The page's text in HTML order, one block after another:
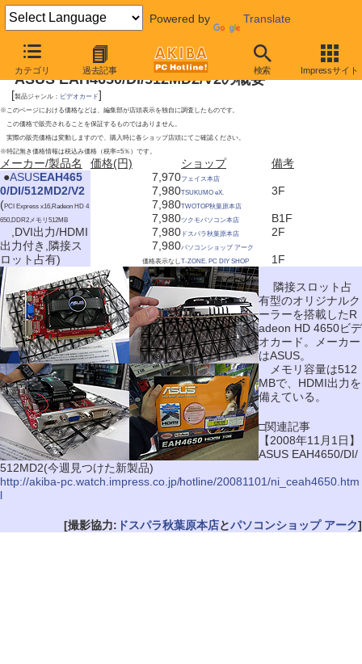
Powered by Translate
カテゴリ 過去記事 検索 Impressサイト
2009年5月30日号
ASUS EAH4650/DI/512MD2/V2の概要
[製品ジャンル： ビデオカード]
※このページにおける価格などは、編集部が店頭表示を独自に調査したものです。
この価格で販売されることを保証するものではありません。
実際の販売価格は変動しますので、購入時に各ショップ店頭にてご確認ください。
※特記無き価格情報は税込み価格（税率=5％）です。
メーカー/製品名 価格(円) ショップ
備考
●ASUSEAH465
0/DI/512MD2/V2
(PCI Express x16,Radeon HD 4
650,DDR2メモリ512MB
,DVI出力/HDMI
出力付き,隣接ス
ロット占有)
7,970フェイス本店
7,980TSUKUMO eX.
3F
7,980TWOTOP秋葉原本店
7,980ツクモパソコン本店
B1F
7,980 ドスパラ秋葉原本店
2F
7,980パソコンショップ アーク
価格表示なしT-ZONE. PC DIY SHOP 1F
隣接スロット占
有型のオリジナルク
ーラーを搭載したR
adeon HD 4650ビデ
オカード。メーカー
はASUS。
メモリ容量は512
MBで、HDMI出力を
備えている。
□関連記事
【2008年11月1日】
ASUS EAH4650/DI/
512MD2(今週見つけた新製品)
http://akiba-pc.watch.impress.co.jp/hotline/20081101/ni_ceah4650.htm
l
[撮影協力: ドスパラ秋葉原本店とパソコンショップ アーク]